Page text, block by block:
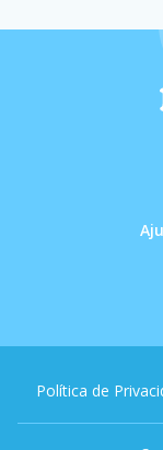
Política de